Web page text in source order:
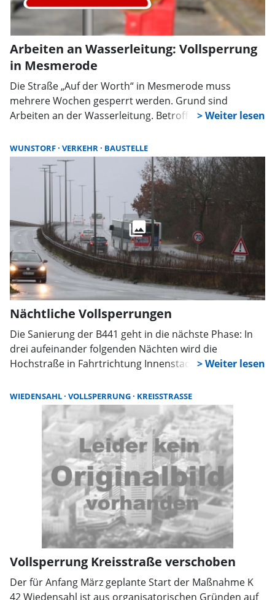
Arbeiten an Wasserleitung: Vollsperrung
in Mesmerode
Die Straße „Auf der Worth“ in Mesmerode muss
mehrere Wochen gesperrt werden. Grund sind
Arbeiten an der Wasserleitung. Betroffen sind auch
Busverkehr sowie mehrere Umleitungsstrecken.
WUNSTORF VERKEHR BAUSTELLE
Nächtliche Vollsperrungen
Die Sanierung der B441 geht in die nächste Phase: In
drei aufeinander folgenden Nächten wird die
Hochstraße in Fahrtrichtung Innenstadt voll gesperrt.
nötig. Ortskundige sollten den Bereich großräumig
umfahren.
WIEDENSAHL VOLLSPERRUNG KREISSTRASSE
Vollsperrung Kreisstraße verschoben
Der für Anfang März geplante Start der Maßnahme K
42 Wiedensahl ist aus organisatorischen Gründen auf